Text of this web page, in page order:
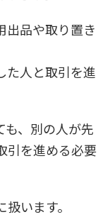
出品や取り置き
た人と取引を進
も、別の人が先
引を進める必要
います。